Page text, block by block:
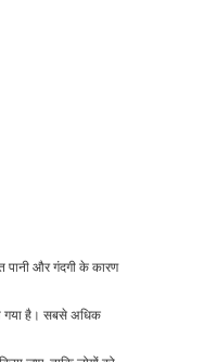
पानी और गंदगी के कारण
गया है। सबसे अधिक